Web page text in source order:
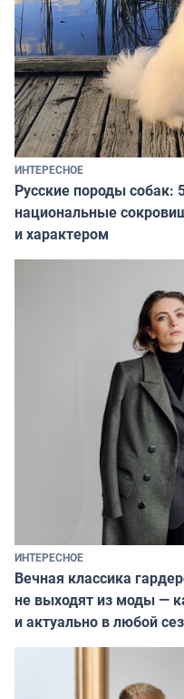
ИНТЕРЕСНОЕ
Русские породы собак:
национальные
и характером
ИНТЕРЕСНОЕ
Вечная классика
не выходят из моды —
и актуально в любой